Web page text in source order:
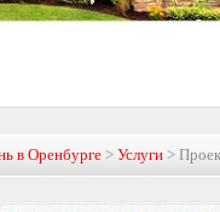
в Оренбурге >Услуги >